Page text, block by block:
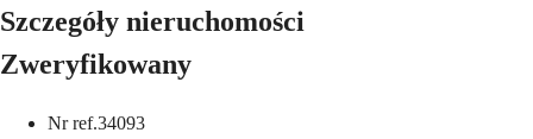
Szczegóły nieruchomości
Zweryfikowany
Nr ref.34093